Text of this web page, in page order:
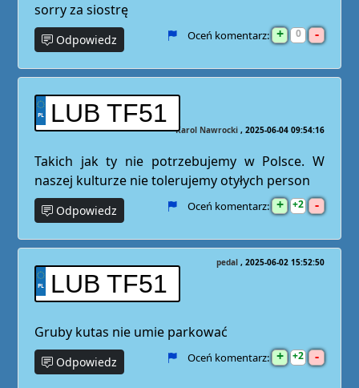
sorry za siostrę
Odpowiedz Oceń komentarz: + 0 -
LUB TF51
Karol Nawrocki 2025-06-04 09:54:16
Takich jak ty nie potrzebujemy w Polsce. W
naszej kulturze nie tolerujemy otyłych person
Odpowiedz Oceń komentarz: + 2 -
LUB TF51
pedal 2025-06-02 15:52:50
Gruby kutas nie umie parkować
Odpowiedz Oceń komentarz: + 2 -